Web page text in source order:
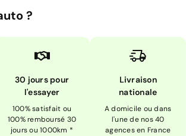
?
30 jours pour
l'essayer
100% satisfait ou
100% remboursé 30
jours ou 1000km *
Livraison
nationale
A domicile ou dans
l'une de nos 40
agences en France